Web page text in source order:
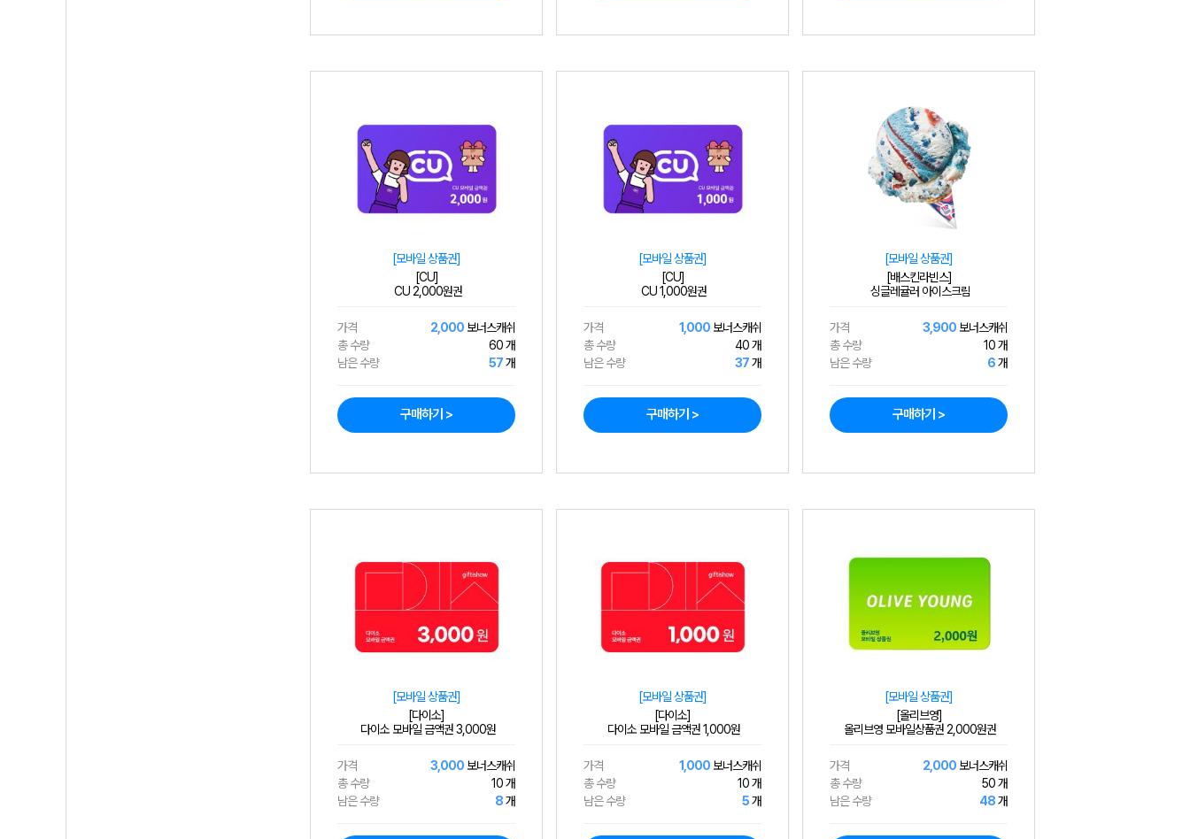
[모바일 상품권]
[CU]
CU 2,000원권
가격 2,000 보너스캐쉬
총 수량
60 개
남은 수량
57개
구매하기 >
[모바일 상품권]
[CU]
CU 1,000원권
가격 1,000 보너스캐쉬
총 수량
40 개
남은 수량
37개
구매하기 >
[모바일 상품권]
[배스킨라빈스]
싱글레귤러 아이스크림
가격 3,900 보너스캐쉬
총 수량
10 개
남은 수량
6개
구매하기 >
[모바일 상품권]
[다이소]
다이소 모바일 금액권 3,000원
가격 3,000 보너스캐쉬
총 수량
10 개
남은 수량
8개
[모바일 상품권]
[다이소]
다이소 모바일 금액권 1,000원
가격 1,000 보너스캐쉬
총 수량
10 개
남은 수량
5개
[모바일 상품권]
[올리브영]
올리브영 모바일상품권 2,000원권
가격 2,000 보너스캐쉬
총 수량
50 개
남은 수량
48개